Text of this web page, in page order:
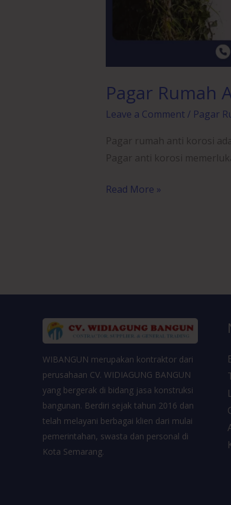
Pagar Rumah
Leave a Comment/ Pagar
Pagar rumah anti korosi
Pagar anti korosi
Read More »
WIBANGUN merupakan kontraktor dari
perusahaan CV. WIDIAGUNG BANGUN
yang bergerak di bidang jasa konstruksi
bangunan. Berdiri sejak tahun 2016 dan
telah melayani berbagai klien dari mulai
pemerintahan, swasta dan personal di
Kota Semarang.